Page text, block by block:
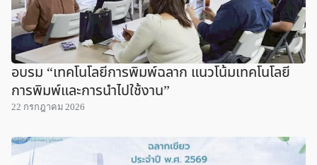
อบรม “เทคโนโลยีการพิมพ์ฉลาก แนวโน้มเทคโนโลยี
การพิมพ์และการนำไปใช้งาน”
22 กรกฎาคม 2026